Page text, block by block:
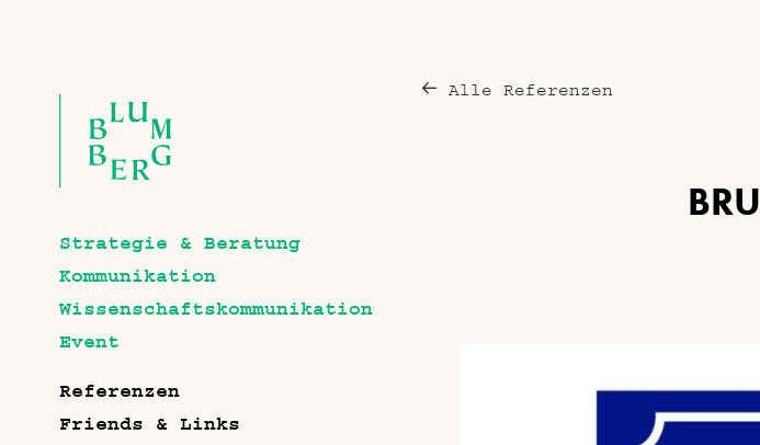
Strategie & Beratung
Kommunikation
Wissenschaftskommunikation
Event
Referenzen
Friends & Links
Alle Referenzen
BRU